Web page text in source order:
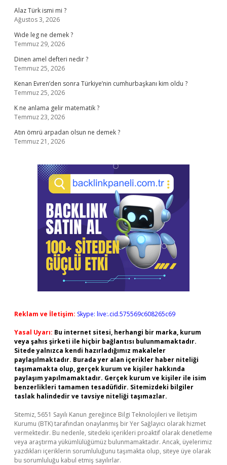
Alaz Türk ismi mi ?
Ağustos 3, 2026
Wıde leg ne demek ?
Temmuz 29, 2026
Dinen amel defteri nedir ?
Temmuz 25, 2026
Kenan Evren’den sonra Türkiye’nin cumhurbaşkanı kim oldu ?
Temmuz 25, 2026
K ne anlama gelir matematik ?
Temmuz 23, 2026
Atın ömrü arpadan olsun ne demek ?
Temmuz 21, 2026
Reklam ve İletişim: Skype: live:.cid.575569c608265c69
Yasal Uyarı: Bu internet sitesi, herhangi bir marka, kurum
veya şahıs şirketi ile hiçbir bağlantısı bulunmamaktadır.
Sitede yalnızca kendi hazırladığımız makaleler
paylaşılmaktadır. Burada yer alan içerikler haber niteliği
taşımamakta olup, gerçek kurum ve kişiler hakkında
paylaşım yapılmamaktadır. Gerçek kurum ve kişiler ile isim
benzerlikleri tamamen tesadüfidir. Sitemizdeki bilgiler
taslak halindedir ve tavsiye niteliği taşımazlar.
Sitemiz, 5651 Sayılı Kanun gereğince Bilgi Teknolojileri ve İletişim
Kurumu (BTK) tarafından onaylanmış bir Yer Sağlayıcı olarak hizmet
vermektedir. Bu nedenle, sitedeki içerikleri proaktif olarak denetleme
veya araştırma yükümlülüğümüz bulunmamaktadır. Ancak, üyelerimiz
yazdıkları içeriklerin sorumluluğunu taşımakta olup, siteye üye olarak
bu sorumluluğu kabul etmiş sayılırlar.